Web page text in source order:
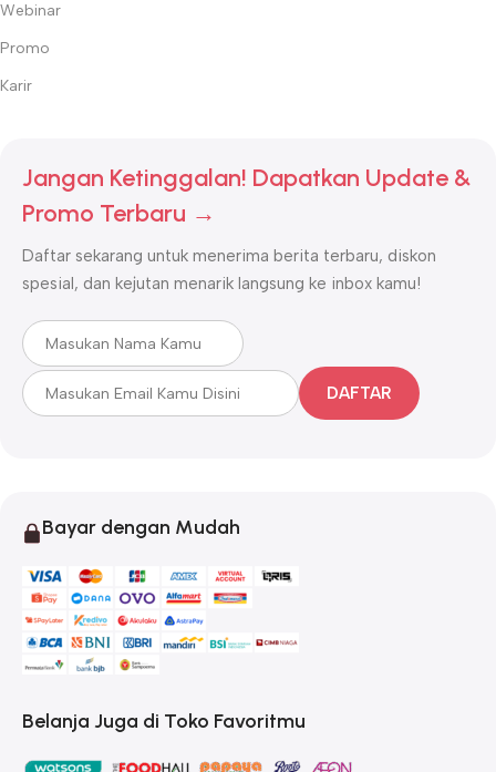
Webinar
Promo
Karir
Jangan Ketinggalan! Dapatkan Update &
Promo Terbaru →
Daftar sekarang untuk menerima berita terbaru, diskon
spesial, dan kejutan menarik langsung ke inbox kamu!
DAFTAR
Bayar dengan Mudah
Belanja Juga di Toko Favoritmu